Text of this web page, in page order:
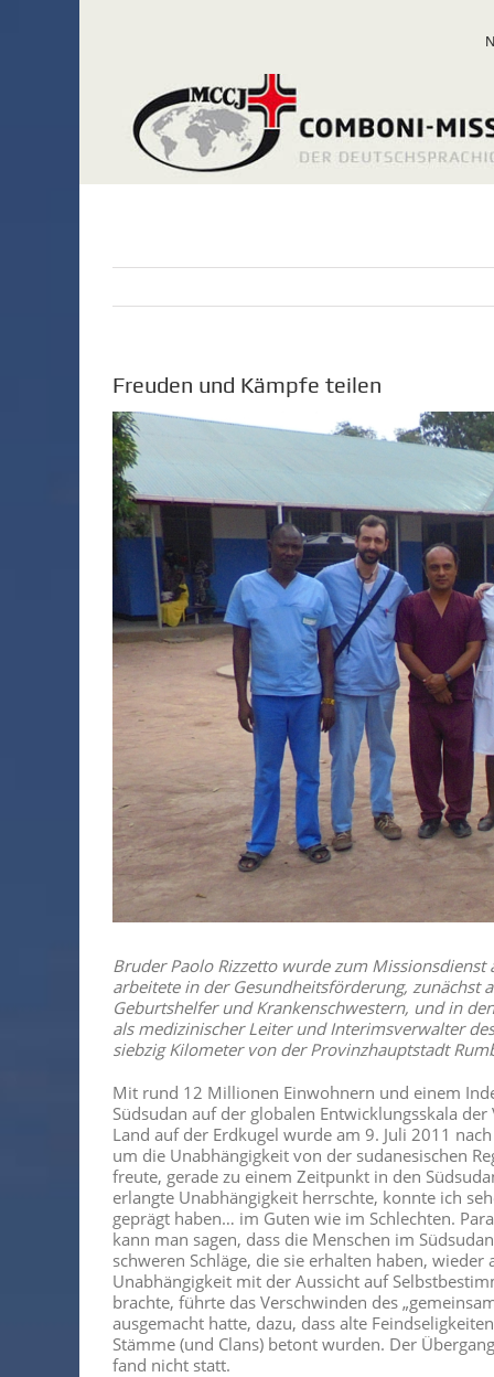
Freuden und Kämpfe teilen
Zeige
grösseres
Bild
Bruder Paolo Rizzetto wurde zum
arbeitete in der Gesundheitsförderung, zunächst
Geburtshelfer und Krankenschwestern, und in
als medizinischer Leiter und Interimsverwalter
siebzig Kilometer von der Provinzhauptstadt
Mit rund 12 Millionen Einwohnern und einem
Südsudan auf der globalen Entwicklungsskala
Land auf der Erdkugel wurde am 9. Juli 2011
um die Unabhängigkeit von der sudanesischen
freute, gerade zu einem Zeitpunkt in den
erlangte Unabhängigkeit herrschte, konnte ich
geprägt haben… im Guten wie im Schlechten.
kann man sagen, dass die Menschen im
schweren Schläge, die sie erhalten haben,
Unabhängigkeit mit der Aussicht auf
brachte, führte das Verschwinden des
ausgemacht hatte, dazu, dass alte
Stämme (und Clans) betont wurden. Der
fand nicht statt.